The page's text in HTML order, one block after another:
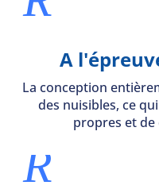
A
La conception
des nuisibles, ce
propres et de
R